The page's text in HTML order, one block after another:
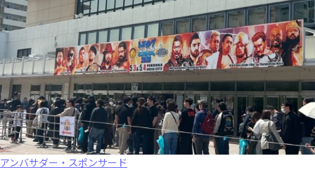
アンバサダー・スポンサード